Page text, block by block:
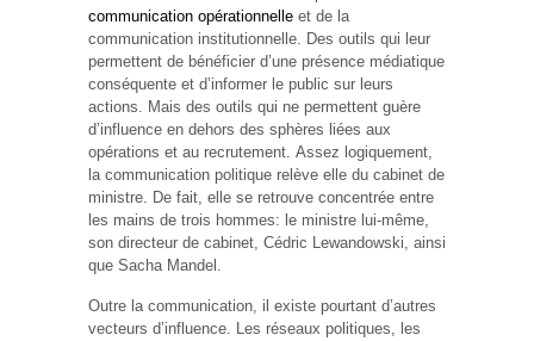
communication opérationnelle et de la
communication institutionnelle. Des outils qui leur
permettent de bénéficier d’une présence médiatique
conséquente et d’informer le public sur leurs
actions. Mais des outils qui ne permettent guère
d’influence en dehors des sphères liées aux
opérations et au recrutement. Assez logiquement,
la communication politique relève elle du cabinet de
ministre. De fait, elle se retrouve concentrée entre
les mains de trois hommes: le ministre lui-même,
son directeur de cabinet, Cédric Lewandowski, ainsi
que Sacha Mandel.
Outre la communication, il existe pourtant d’autres
vecteurs d’influence. Les réseaux politiques, les